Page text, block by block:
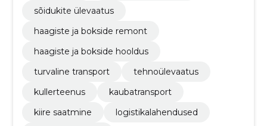
sõidukite ülevaatus
haagiste ja bokside remont
haagiste ja bokside hooldus
turvaline transport
tehnoülevaatus
kullerteenus
kaubatransport
kiire saatmine
logistikalahendused